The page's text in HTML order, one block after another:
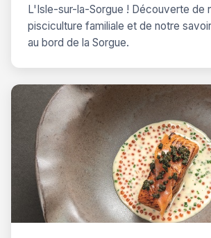
L'Isle-sur-la-Sorgue ! Découverte de
pisciculture familiale et de notre
au bord de la Sorgue.